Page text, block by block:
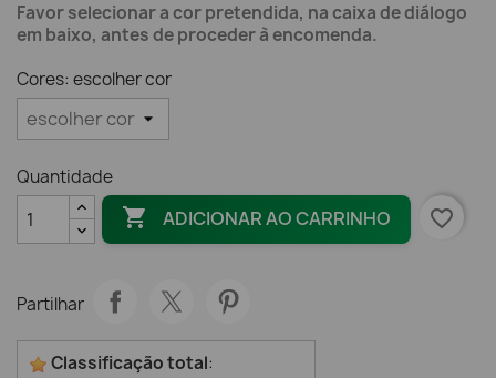
Favor selecionar a cor pretendida, na caixa de diálogo
em baixo, antes de proceder à encomenda.
Cores: escolher cor
Quantidade
 ADICIONAR AO CARRINHO favorite_border
Partilhar
Classificação total: